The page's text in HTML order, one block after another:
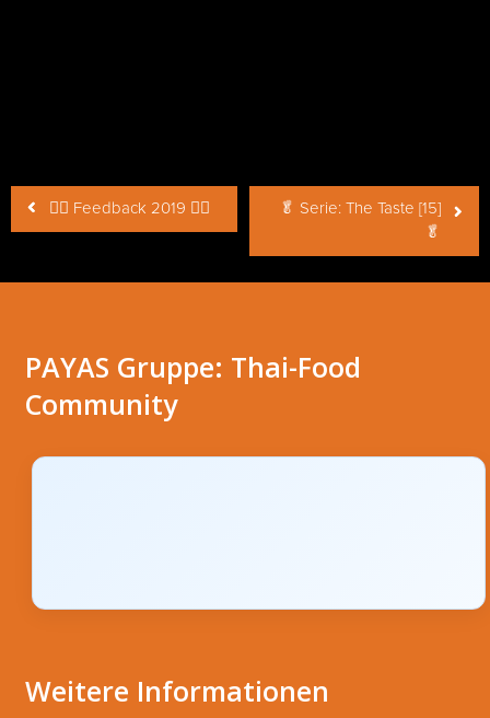
Beitragsnavigation
👍🏾 Feedback 2019 👍🏾
🥬 Serie: The Taste [15]
🥬
PAYAS Gruppe: Thai-Food
Community
Weitere Informationen